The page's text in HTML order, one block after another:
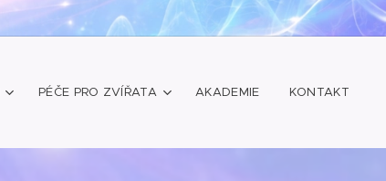
PÉČE PRO ZVÍŘATA AKADEMIE KONTAKT